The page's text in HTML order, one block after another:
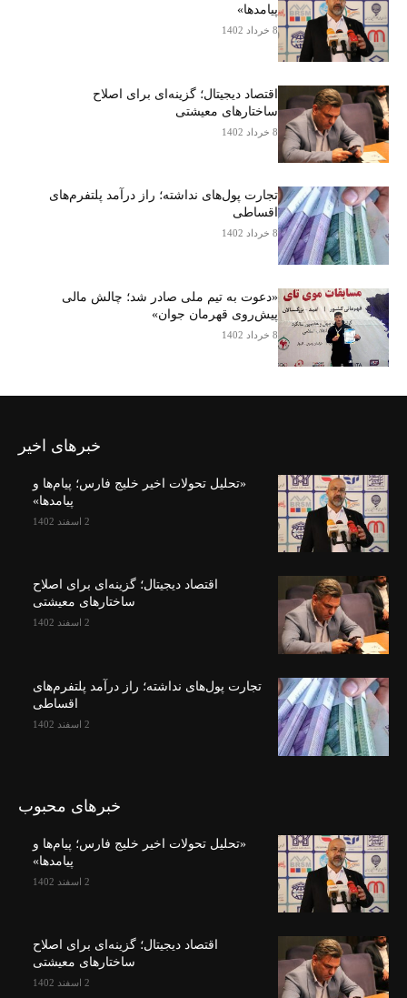
پیامدها»
8 خرداد 1402
اقتصاد دیجیتال؛ گزینه‌ای برای اصلاح
ساختارهای معیشتی
8 خرداد 1402
تجارت پول‌های نداشته؛ راز درآمد پلتفرم‌های
اقساطی
8 خرداد 1402
«دعوت به تیم ملی صادر شد؛ چالش مالی
پیش‌روی قهرمان جوان»
8 خرداد 1402
خبرهای اخیر
«تحلیل تحولات اخیر خلیج فارس؛ پیام‌ها و
پیامدها»
2 اسفند 1402
اقتصاد دیجیتال؛ گزینه‌ای برای اصلاح
ساختارهای معیشتی
2 اسفند 1402
تجارت پول‌های نداشته؛ راز درآمد پلتفرم‌های
اقساطی
2 اسفند 1402
خبرهای محبوب
«تحلیل تحولات اخیر خلیج فارس؛ پیام‌ها و
پیامدها»
2 اسفند 1402
اقتصاد دیجیتال؛ گزینه‌ای برای اصلاح
ساختارهای معیشتی
2 اسفند 1402